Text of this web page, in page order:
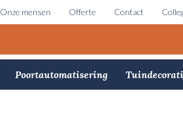
Onze mensen Offerte Contact
Poortautomatisering